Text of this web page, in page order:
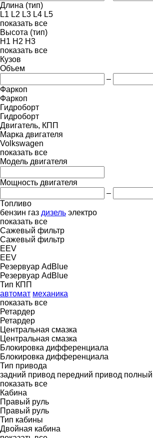
Длина (тип)
L1 L2 L3 L4 L5
показать все
Высота (тип)
H1 H2 H3
показать все
Кузов
Объем
–
Фаркоп
Фаркоп
Гидроборт
Гидроборт
Двигатель, КПП
Марка двигателя
Volkswagen
показать все
Модель двигателя
Мощность двигателя
–
Топливо
бензин газ дизель электро
показать все
Сажевый фильтр
Сажевый фильтр
EEV
EEV
Резервуар AdBlue
Резервуар AdBlue
Тип КПП
автомат механика
показать все
Ретардер
Ретардер
Центральная смазка
Центральная смазка
Блокировка дифференциала
Блокировка дифференциала
Тип привода
задний привод передний привод
показать все
Кабина
Правый руль
Правый руль
Тип кабины
Двойная кабина